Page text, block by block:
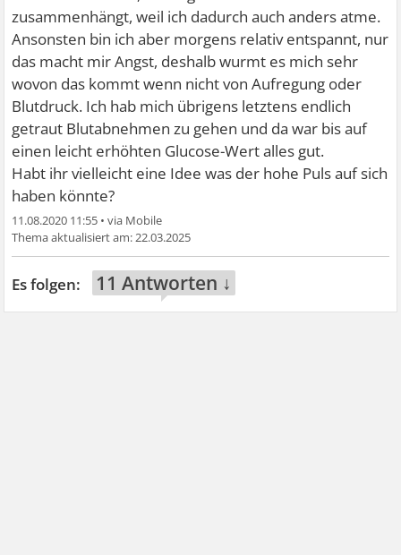
zusammenhängt, weil ich dadurch auch anders atme.
Ansonsten bin ich aber morgens relativ entspannt, nur
das macht mir Angst, deshalb wurmt es mich sehr
wovon das kommt wenn nicht von Aufregung oder
Blutdruck. Ich hab mich übrigens letztens endlich
getraut Blutabnehmen zu gehen und da war bis auf
einen leicht erhöhten Glucose-Wert alles gut.
Habt ihr vielleicht eine Idee was der hohe Puls auf sich
haben könnte?
11.08.2020 11:55 •
22.03.2025
11 Antworten ↓